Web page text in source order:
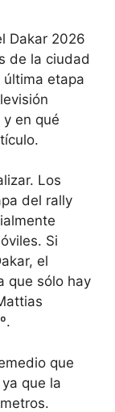
Dakar 2026
de la ciudad
última etapa
en qué
Los
del rally
Si
el
que sólo hay
que
que la